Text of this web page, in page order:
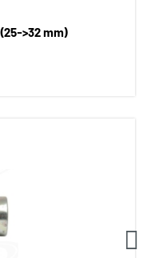
(25->32 mm)